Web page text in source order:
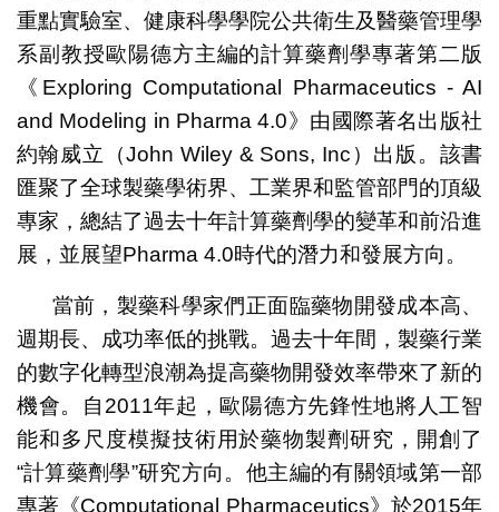
澳大學者計算藥劑學專著獲約翰威立出版社出版
重點實驗室、健康科學學院公共衛生及醫藥管理學
系副教授歐陽德方主編的計算藥劑學專著第二版
《Exploring Computational Pharmaceutics ‐ AI
and Modeling in Pharma 4.0》由國際著名出版社
約翰威立（John Wiley & Sons, Inc）出版。該書
匯聚了全球製藥學術界、工業界和監管部門的頂級
專家，總結了過去十年計算藥劑學的變革和前沿進
展，並展望Pharma 4.0時代的潛力和發展方向。
當前，製藥科學家們正面臨藥物開發成本高、
週期長、成功率低的挑戰。過去十年間，製藥行業
的數字化轉型浪潮為提高藥物開發效率帶來了新的
機會。自2011年起，歐陽德方先鋒性地將人工智
能和多尺度模擬技術用於藥物製劑研究，開創了
“計算藥劑學”研究方向。他主編的有關領域第一部
專著《Computational Pharmaceutics》於2015年